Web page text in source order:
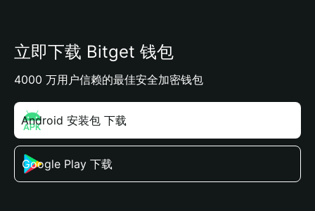
立即下载 Bitget 钱包
4000 万用户信赖的最佳安全加密钱包
Android 安装包 下载
Google Play 下载